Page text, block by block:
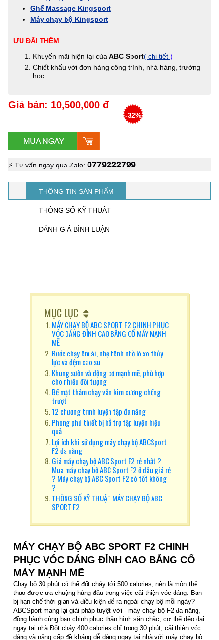
Ghế Massage Kingsport
Máy chạy bộ Kingsport
ƯU ĐÃI THÊM
Khuyến mãi hiện tại của ABC Sport( chi tiết )
Chiết khấu với đơn hàng công trình, nhà hàng, trường
học...
Giá bán: 10,500,000 đ
-32%
⚡ Tư vấn ngay qua Zalo: 0779222799
THÔNG TIN SẢN PHẨM
THÔNG SỐ KỸ THUẬT
ĐÁNH GIÁ BÌNH LUẬN
MỤC LỤC
MÁY CHẠY BỘ ABC SPORT F2 CHINH PHỤC
VÓC DÁNG ĐỈNH CAO BẰNG CỔ MÁY MẠNH
MẼ
Bước chạy êm ái, nhẹ tênh nhờ lò xo thủy
lực và đệm cao su
Khung sườn và động cơ mạnh mẽ, phù hợp
cho nhiều đối tượng
Bề mặt thảm chạy vân kim cương chống
trượt
12 chương trình luyện tập đa năng
Phong phú thiết bị hỗ trợ tập luyện hiệu
quả
Lợi ích khi sử dụng máy chạy bộ ABCSport
F2 đa năng
Giá máy chạy bộ ABC Sport F2 rẻ nhất ?
Mua máy chạy bộ ABC Sport F2 ở đâu giá rẻ
? Máy chạy bộ ABC Sport F2 có tốt không
?
THÔNG SỐ KỸ THUẬT MÁY CHẠY BỘ ABC
SPORT F2
MÁY CHẠY BỘ ABC SPORT F2 CHINH
PHỤC VÓC DÁNG ĐỈNH CAO BẰNG CỔ
MÁY MẠNH MẼ
Chạy bộ 30 phút có thể đốt cháy tới 500 calories, nên là môn thể
thao được ưa chuộng hàng đầu trong việc cải thiện vóc dáng. Bạn
bị hạn chế thời gian và điều kiện để ra ngoài chạy bộ mỗi ngày?
ABCSport mang lại giải pháp tuyệt vời - máy chạy bộ F2 đa năng,
đồng hành cùng bạn chinh phục thân hình săn chắc, cơ thể dẻo dai
ngay tại nhà.Đốt cháy 400 calories chỉ trong 30 phút, cải thiện vóc
dáng và nâng cấp đề kháng dễ dàng ngay tại nhà với máy chạy bộ